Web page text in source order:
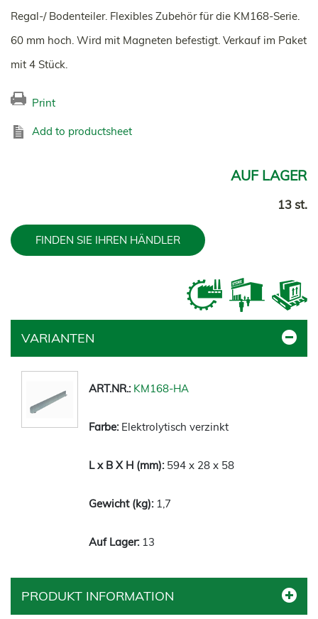
Regal-/ Bodenteiler. Flexibles Zubehör für die KM168-Serie.
60 mm hoch. Wird mit Magneten befestigt. Verkauf im Paket
mit 4 Stück.
Print
Add to productsheet
AUF LAGER
13 st.
FINDEN SIE IHREN HÄNDLER
VARIANTEN
KM168-HA
Elektrolytisch verzinkt
594 x 28 x 58
1,7
13
PRODUKT INFORMATION